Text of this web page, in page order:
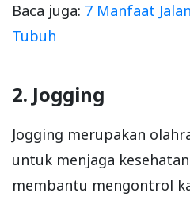
Baca juga: 7 Manfaat
Tubuh
2. Jogging
Jogging merupakan
untuk menjaga
membantu mengontrol